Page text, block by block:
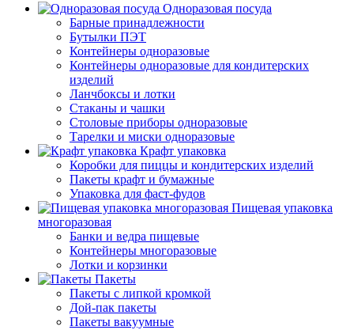
Одноразовая посуда
Барные принадлежности
Бутылки ПЭТ
Контейнеры одноразовые
Контейнеры одноразовые для кондитерских
изделий
Ланчбоксы и лотки
Стаканы и чашки
Столовые приборы одноразовые
Тарелки и миски одноразовые
Крафт упаковка
Коробки для пиццы и кондитерских изделий
Пакеты крафт и бумажные
Упаковка для фаст-фудов
Пищевая упаковка
многоразовая
Банки и ведра пищевые
Контейнеры многоразовые
Лотки и корзинки
Пакеты
Пакеты с липкой кромкой
Дой-пак пакеты
Пакеты вакуумные